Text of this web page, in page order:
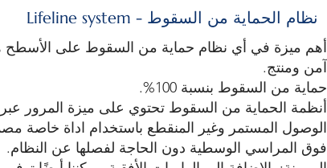
نظام الحماية من السقوط - Lifeline system
أهم ميزة في أي نظام حماية من السقوط على الأسطح
آمن ومنتج.
حماية من السقوط بنسبة 100%.
أنظمة الحماية من السقوط تحتوي على ميزة المرور عبر
الوصول المستمر وغير المنقطع باستخدام اداة خاصة
فوق المراسي الوسطية دون الحاجة لفصلها عن النظام.